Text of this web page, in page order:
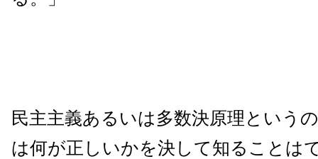
民主主義あるいは多数決原理という
は何が正しいかを決して知ることは